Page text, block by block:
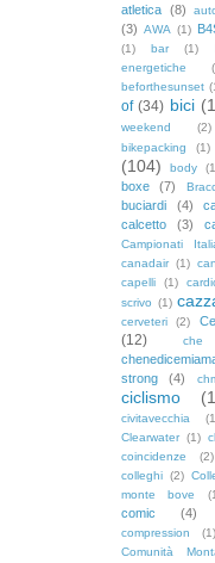
atletica (8)
(3) AWA (1)
(1)
bar (1)
energetiche
beforthesunset
of (34) bici
weekend
(2)
bikepacking (1)
(104)
body
boxe (7)
buciardi (4)
calcetto
(3)
Campionati
canadair (1)
capelli
(1)
scrivo (1)
cerveteri
(2)
(12)
che
strong
(4)
ciclismo
civitavecchia
Clearwater (1)
coincidenze (2)
colleghi (2)
monte bove
comic (4)
compression (1)
Comunità